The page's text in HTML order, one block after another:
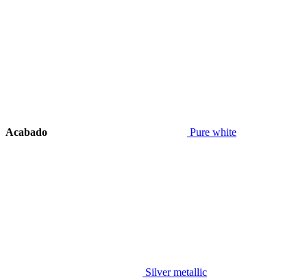
Acabado Pure white
Silver metallic